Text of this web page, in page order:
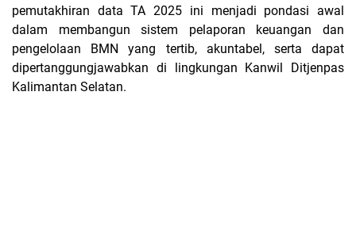
pemutakhiran data TA 2025 ini menjadi pondasi awal
dalam membangun sistem pelaporan keuangan dan
pengelolaan BMN yang tertib, akuntabel, serta dapat
dipertanggungjawabkan di lingkungan Kanwil Ditjenpas
Kalimantan Selatan.